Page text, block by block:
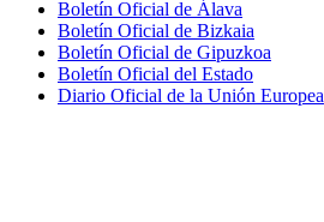
Boletín Oficial de Álava
Boletín Oficial de Bizkaia
Boletín Oficial de Gipuzkoa
Boletín Oficial del Estado
Diario Oficial de la Unión Europea